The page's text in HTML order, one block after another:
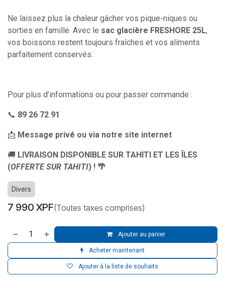
Ne laissez plus la chaleur gâcher vos pique-niques ou
sorties en famille. Avec le sac glacière FRESHORE 25L,
vos boissons restent toujours fraîches et vos aliments
parfaitement conservés.
Pour plus d’informations ou pour passer commande :
📞 89 26 72 91
📩 Message privé ou via notre site internet
🚚 LIVRAISON DISPONIBLE SUR TAHITI ET LES ÎLES
(OFFERTE SUR TAHITI) ! 🌴
Divers
7 990 XPF(Toutes taxes comprises)
Ajouter au panier
Acheter maintenant
Ajouter à la liste de souhaits